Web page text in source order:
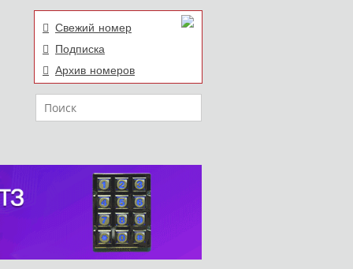
Свежий номер
Подписка
Архив номеров
Поиск